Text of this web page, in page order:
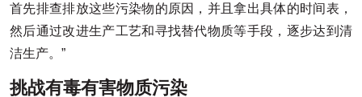
首先排查排放这些污染物的原因，并且拿出具体的时间表，
然后通过改进生产工艺和寻找替代物质等手段，逐步达到清
洁生产。”
挑战有毒有害物质污染